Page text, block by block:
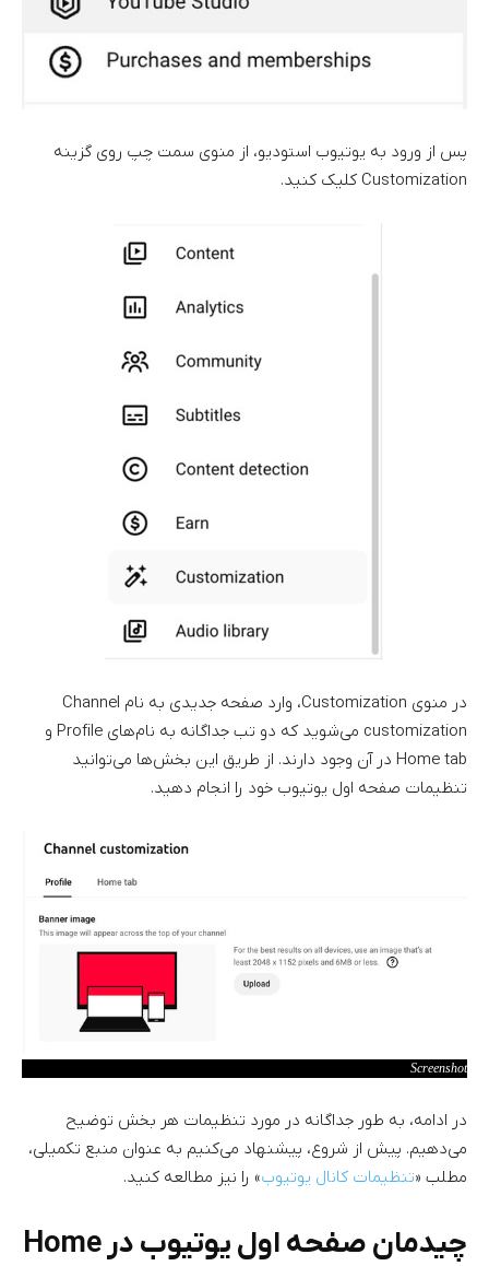
پس از ورود به یوتیوب استودیو، از منوی سمت چپ روی گزینه
Customization کلیک کنید.
در منوی Customization، وارد صفحه جدیدی به نام Channel
customization می‌شوید که دو تب جداگانه به نام‌های Profile و
Home tab در آن وجود دارند. از طریق این بخش‌ها می‌توانید
تنظیمات صفحه اول یوتیوب خود را انجام دهید.
Screenshot
در ادامه، به طور جداگانه در مورد تنظیمات هر بخش توضیح
می‌دهیم. پیش از شروع، پیشنهاد می‌کنیم به عنوان منبع تکمیلی،
مطلب «تنظیمات کانال یوتیوب» را نیز مطالعه کنید.
چیدمان صفحه اول یوتیوب در Home